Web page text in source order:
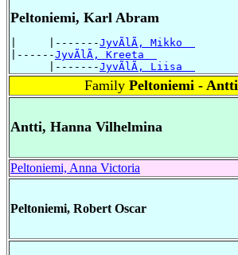
Peltoniemi, Karl Abram
|     |-------JyvÃlÃ, Mikko
|------JyvÃlÃ, Kreeta
      |-------
JyvÃlÃ, Liisa
Family Peltoniemi - Antti
Antti, Hanna Vilhelmina
Peltoniemi, Anna Victoria
Peltoniemi, Robert Oscar